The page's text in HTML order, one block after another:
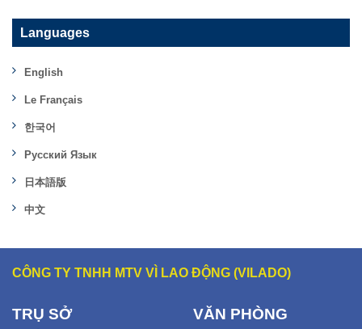
Languages
English
Le Français
한국어
Русский Язык
日本語版
中文
CÔNG TY TNHH MTV VÌ LAO ĐỘNG (VILADO)
TRỤ SỞ
VĂN PHÒNG